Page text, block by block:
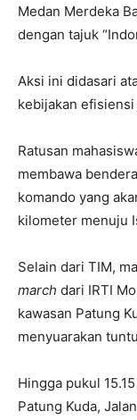
Medan Merdeka
dengan tajuk
Aksi ini didasari
kebijakan
Ratusan
membawa
komando yang
kilometer menuju
Selain dari TIM,
march dari IRTI
kawasan Patung
menyuarakan
Hingga pukul
Patung Kuda,